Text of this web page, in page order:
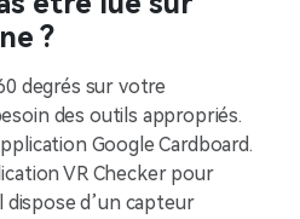
?
degrés sur votre
des outils appropriés.
Google Cardboard.
VR Checker pour
d’un capteur